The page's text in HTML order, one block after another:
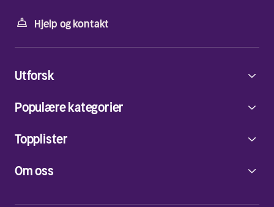
Hjelp og kontakt
Om oss
Utforsk
Populære kategorier
Topplister